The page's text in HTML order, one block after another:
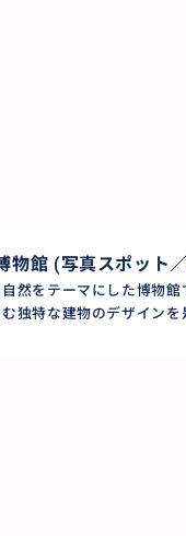
物館 (写真スポット
然をテーマにした博物館
独特な建物のデザインを